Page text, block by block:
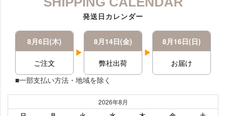
発送日カレンダー